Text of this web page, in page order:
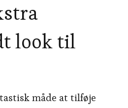
look til
måde at tilføje